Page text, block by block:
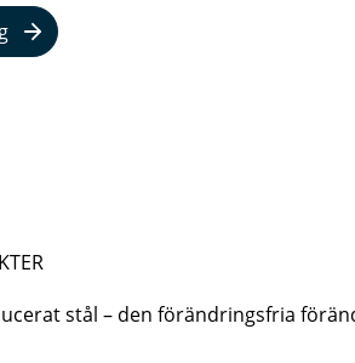
stål – den förändringsfria